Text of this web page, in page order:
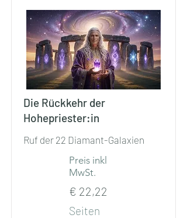
Die Rückkehr der
Hohepriester:in
Ruf der 22 Diamant-Galaxien
Preis inkl
MwSt.
€ 22,22
Seiten